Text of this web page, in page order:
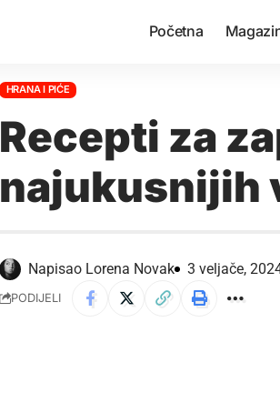
Početna
HRANA I PIĆE
Recepti za
najukusnijih
Napisao Lorena Novak 3 veljače,
PODIJELI